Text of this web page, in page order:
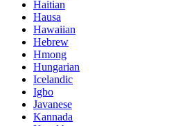
Haitian
Hausa
Hawaiian
Hebrew
Hmong
Hungarian
Icelandic
Igbo
Javanese
Kannada